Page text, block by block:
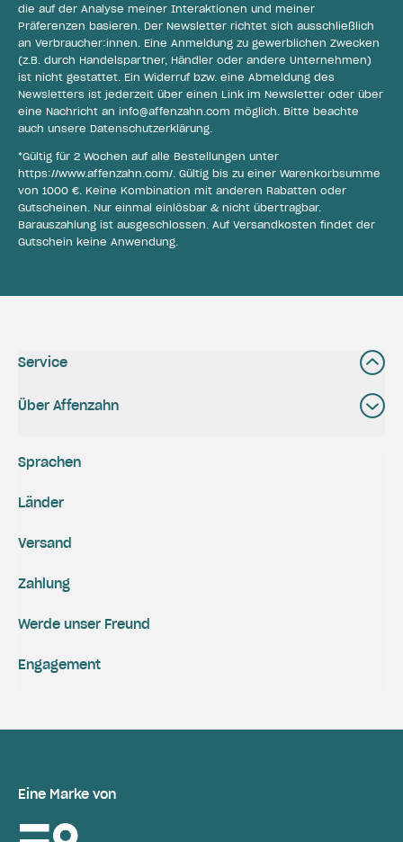
die auf der Analyse meiner Interaktionen und meiner
Präferenzen basieren. Der Newsletter richtet sich ausschließlich
an Verbraucher:innen. Eine Anmeldung zu gewerblichen Zwecken
(z.B. durch Handelspartner, Händler oder andere Unternehmen)
ist nicht gestattet. Ein Widerruf bzw. eine Abmeldung des
Newsletters ist jederzeit über einen Link im Newsletter oder über
eine Nachricht an info@affenzahn.com möglich. Bitte beachte
auch unsere Datenschutzerklärung.
*Gültig für 2 Wochen auf alle Bestellungen unter
https://www.affenzahn.com/. Gültig bis zu einer Warenkorbsumme
von 1000 €. Keine Kombination mit anderen Rabatten oder
Gutscheinen. Nur einmal einlösbar & nicht übertragbar.
Barauszahlung ist ausgeschlossen. Auf Versandkosten findet der
Gutschein keine Anwendung.
Service
Über Affenzahn
Versand
Zahlung
Engagement
Werde unser Freund
Sprachen
Länder
Eine Marke von